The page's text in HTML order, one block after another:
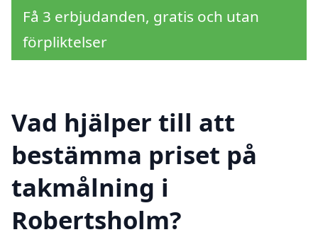
Få 3 erbjudanden, gratis och utan
förpliktelser
Vad hjälper till att
bestämma priset på
takmålning i
Robertsholm?